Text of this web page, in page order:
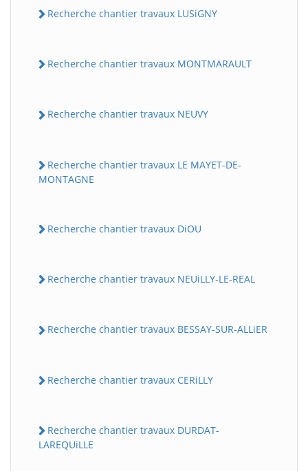
Recherche chantier travaux LUSiGNY
Recherche chantier travaux MONTMARAULT
Recherche chantier travaux NEUVY
Recherche chantier travaux LE MAYET-DE-
MONTAGNE
Recherche chantier travaux DiOU
Recherche chantier travaux NEUiLLY-LE-REAL
Recherche chantier travaux BESSAY-SUR-ALLiER
Recherche chantier travaux CERiLLY
Recherche chantier travaux DURDAT-
LAREQUiLLE